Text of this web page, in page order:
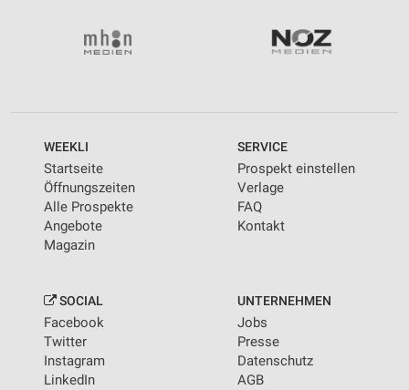
WEEKLI
Startseite
Öffnungszeiten
Alle Prospekte
Angebote
Magazin
SERVICE
Prospekt einstellen
Verlage
FAQ
Kontakt
SOCIAL
Facebook
Twitter
Instagram
LinkedIn
UNTERNEHMEN
Jobs
Presse
Datenschutz
AGB